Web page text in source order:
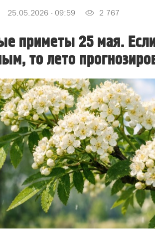
25.05.2026 - 09:59 2 767
приметы 25 мая.
то лето